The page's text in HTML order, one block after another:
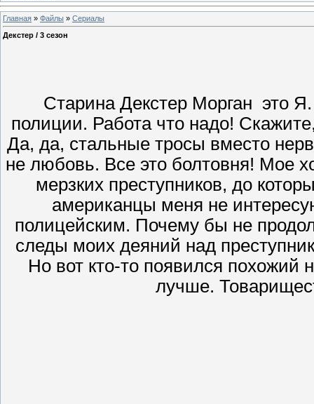
Главная » Файлы » Сериалы
Декстер / 3 сезон
Старина Декстер Морган это
полиции. Работа что надо!
Да, да, стальные тросы вместо
не любовь. Все это болтовня! Мое
мерзких преступников, до
американцы меня не
полицейским. Почему бы не
следы моих деяний над
Но вот кто-то появился
лучше.